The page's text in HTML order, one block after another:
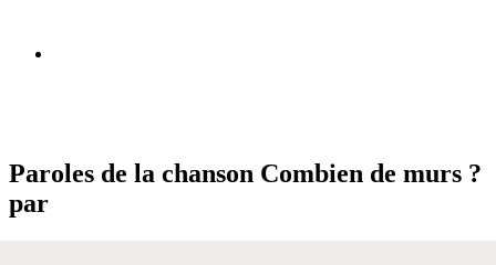
Paroles de la chanson Combien de murs ?
par